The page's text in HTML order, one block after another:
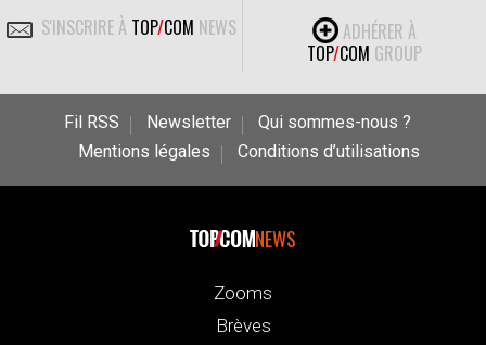
S'INSCRIRE À TOP/COM NEWS
ADHÉRER À
TOP/COM GROUP
Fil RSS Newsletter
Qui sommes-nous ?
Mentions légales
Conditions d’utilisations
NEWS
Zooms
Brèves